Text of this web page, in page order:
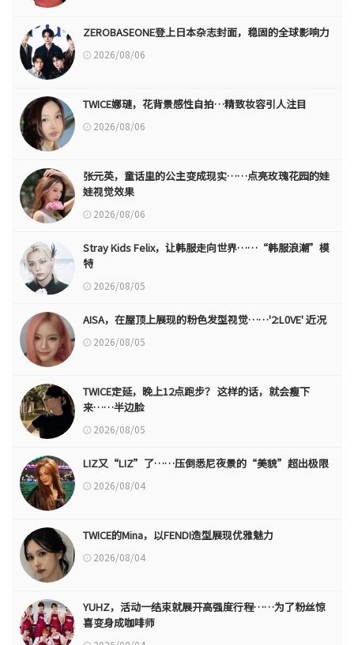
ZEROBASEONE登上日本杂志封面，稳固的全球影响力
2026/08/06
TWICE娜璉，花背景感性自拍…精致妆容引人注目
2026/08/06
张元英，童话里的公主变成现实……点亮玫瑰花园的娃
娃视觉效果
2026/08/06
Stray Kids Felix，让韩服走向世界……“韩服浪潮”模
特
2026/08/05
AISA，在屋顶上展现的粉色发型视觉……'2:L0VE' 近况
2026/08/05
TWICE定延，晚上12点跑步？ 这样的话，就会瘦下
来……半边脸
2026/08/05
LIZ又“LIZ”了……压倒悉尼夜景的“美貌”超出极限
2026/08/04
TWICE的Mina，以FENDI造型展现优雅魅力
2026/08/04
YUHZ，活动一结束就展开高强度行程……为了粉丝惊
喜变身成咖啡师